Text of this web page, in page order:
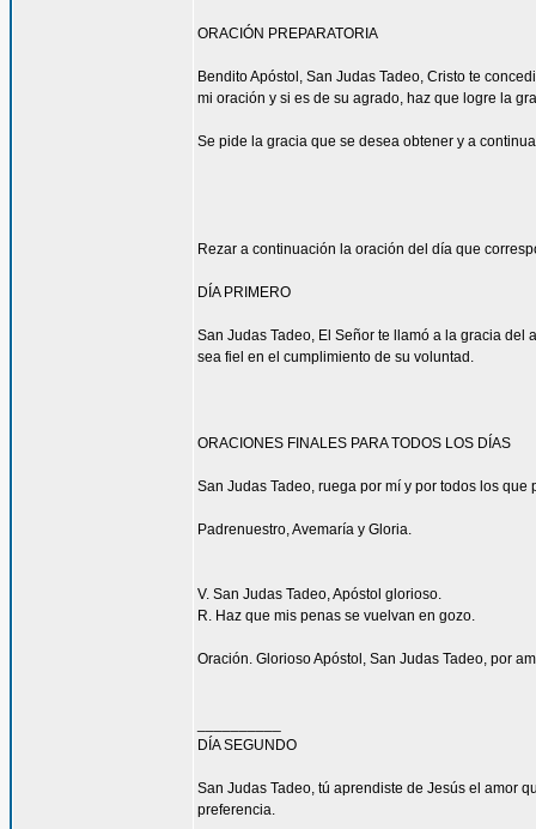
ORACIÓN PREPARATORIA
Bendito Apóstol, San Judas Tadeo, Cristo te
mi oración y si es de su agrado, haz que logre la
Se pide la gracia que se desea obtener y a
Rezar a continuación la oración del día que
DÍA PRIMERO
San Judas Tadeo, El Señor te llamó a la gracia
sea fiel en el cumplimiento de su voluntad.
ORACIONES FINALES PARA TODOS LOS DÍAS
San Judas Tadeo, ruega por mí y por todos los que
Padrenuestro, Avemaría y Gloria.
V. San Judas Tadeo, Apóstol glorioso.
R. Haz que mis penas se vuelvan en gozo.
Oración. Glorioso Apóstol, San Judas Tadeo, por
DÍA SEGUNDO
San Judas Tadeo, tú aprendiste de Jesús el amor
preferencia.